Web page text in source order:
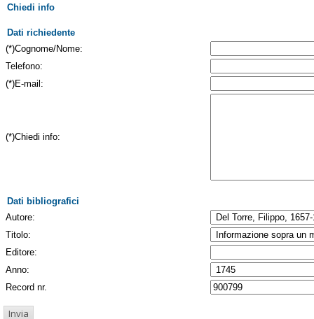
Chiedi info
Dati richiedente
(*)Cognome/Nome:
Telefono:
(*)E-mail:
(*)Chiedi info:
Dati bibliografici
Autore:
Titolo:
Editore:
Anno:
Record nr.